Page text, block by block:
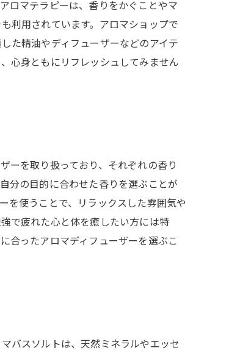
ロマテラピーは、香りをかぐことやマ
利用されています。アロマショップで
た精油やディフューザーなどのアイテ
心身ともにリフレッシュしてみません
ーを取り扱っており、それぞれの香り
分の目的に合わせた香りを選ぶことが
を使うことで、リラックスした雰囲気や
で疲れた心と体を癒したい方には特
合ったアロマディフューザーを選ぶこ
バスソルトは、天然ミネラルやエッセ